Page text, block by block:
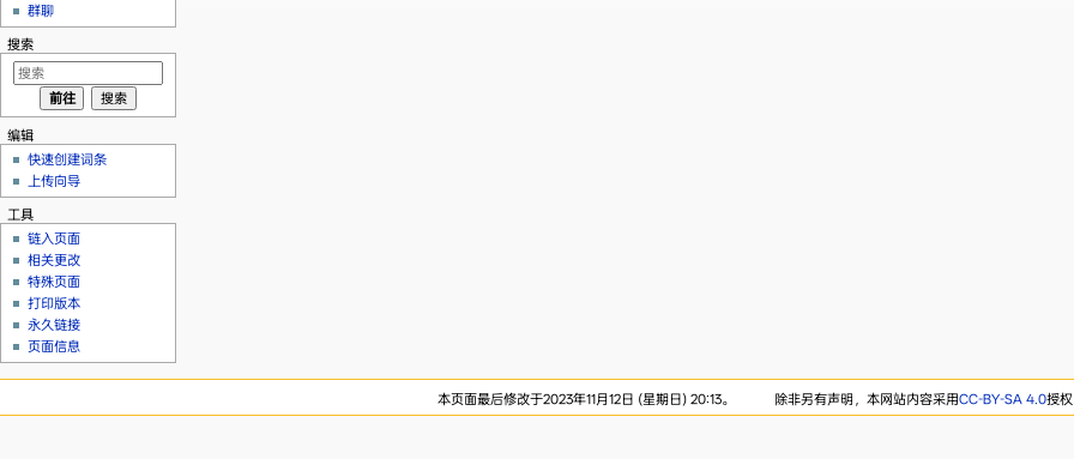
群聊
搜索
编辑
快速创建词条
上传向导
工具
链入页面
相关更改
特殊页面
打印版本
永久链接
页面信息
本页面最后修改于2023年11月12日 (星期日) 20:13。 除非另有声明，本网站内容采用CC-BY-SA 4.0授权